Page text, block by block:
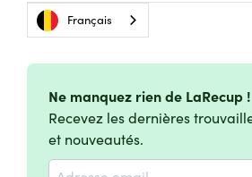
Français
Ne manquez rien de LaRecup !
Recevez les dernières
et nouveautés.